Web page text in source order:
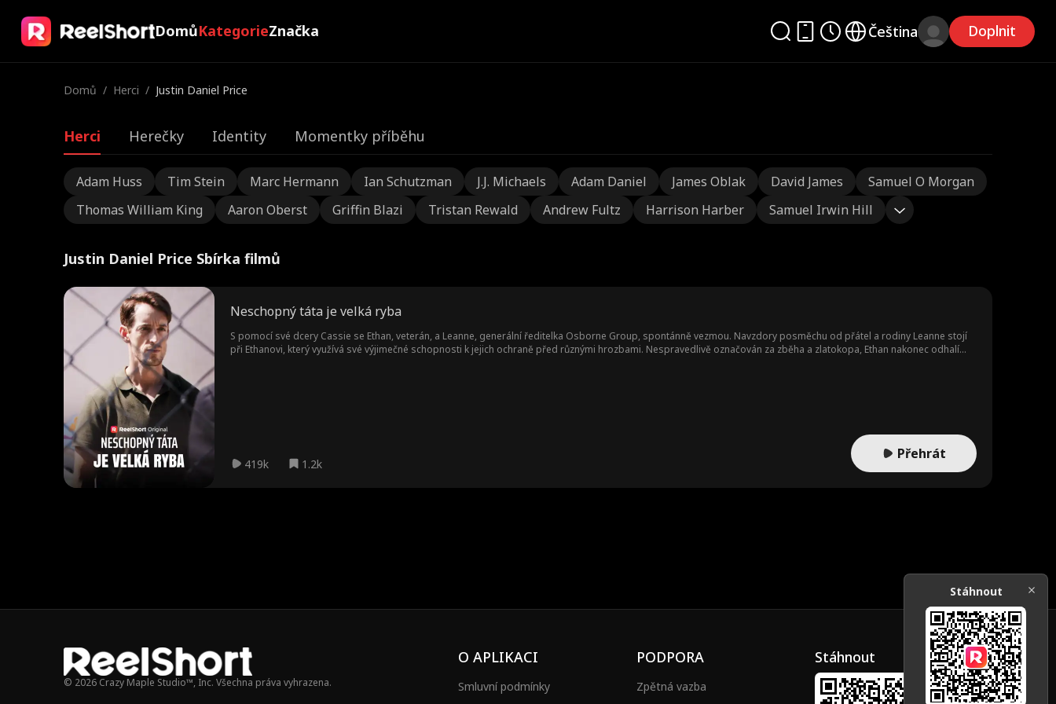
DomůKategorieZnačka Čeština Doplnit
Domů / Herci / Justin Daniel Price
Herci Herečky Identity Momentky příběhu
Adam Huss Tim Stein Marc Hermann Ian Schutzman J.J. Michaels Adam Daniel James Oblak David James
Samuel O Morgan
Thomas William King
Aaron Oberst Griffin Blazi Tristan Rewald Andrew Fultz Harrison Harber Samuel Irwin Hill
Justin Daniel Price Sbírka filmů
Neschopný táta je velká ryba
S pomocí své dcery Cassie se Ethan, veterán, a Leanne, generální ředitelka Osborne Group, spontánně vezmou. Navzdory posměchu od přátel a rodiny Leanne stojí
při Ethanovi, který využívá své výjimečné schopnosti k jejich ochraně před různými hrozbami. Nespravedlivě označován za zběha a zlatokopa, Ethan nakonec odhalí
419k 1.2k
Přehrát
© 2026 Crazy Maple Studio™, Inc. Všechna práva vyhrazena.
O APLIKACI
Smluvní podmínky
PODPORA
Zpětná vazba
Stáhnout
Stáhnout